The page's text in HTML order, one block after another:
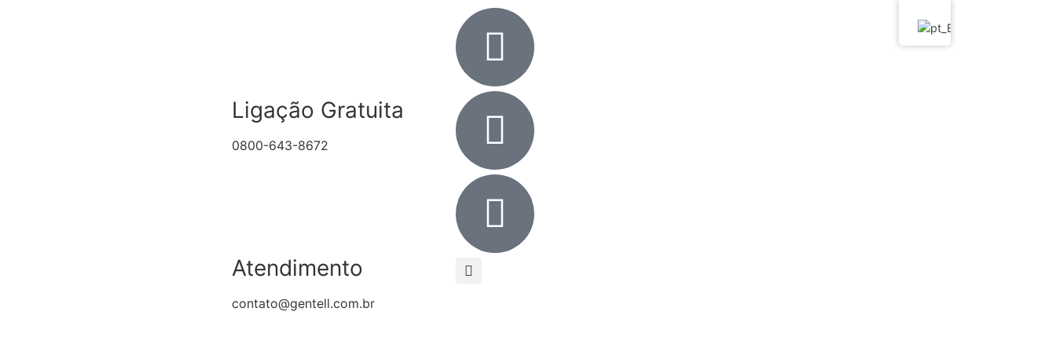
Ligação Gratuita
0800-643-8672
Atendimento
contato@gentell.com.br